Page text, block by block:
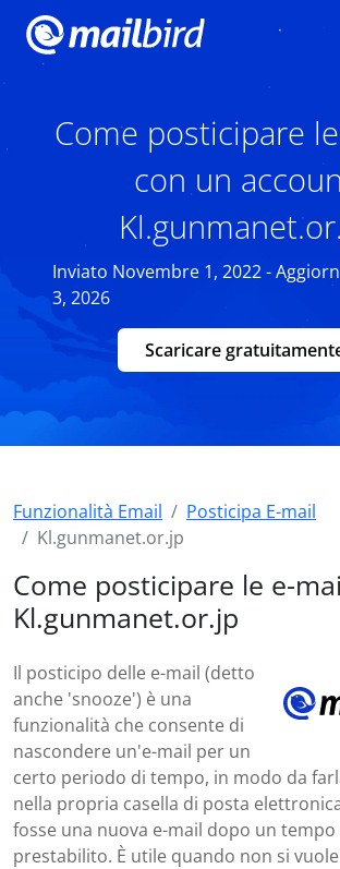
Come posticipare
con un
Inviato Novembre 1, 2022 -
3, 2026
Scaricare
Funzionalità Email
Posticipa E-mail
Kl.gunmanet.or.jp
Come posticipare le e-
Kl.gunmanet.or.jp
Il posticipo delle e-mail (detto
anche 'snooze') è una
funzionalità che consente di
nascondere un'e-mail per un
certo periodo di tempo, in modo da
nella propria casella di posta
fosse una nuova e-mail dopo un tempo
prestabilito. È utile quando non si